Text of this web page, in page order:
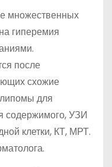
множественных
гиперемия
после
схожие
для
содержимого, УЗИ
клетки, КТ, МРТ.